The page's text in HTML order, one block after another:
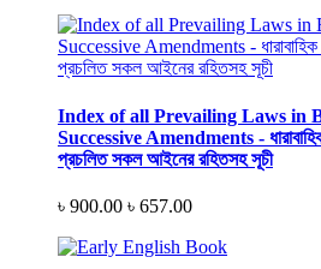
Index of all Prevailing Laws in
Successive Amendments - ধারাবাহিক
প্রচলিত সকল আইনের রহিতসহ সূচী
৳ 900.00 ৳ 657.00